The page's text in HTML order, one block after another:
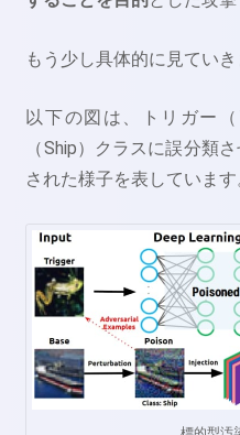
もう少し具体的に見ていき
以下の図は、トリガー
（Ship）クラスに誤分類
された様子を表しています